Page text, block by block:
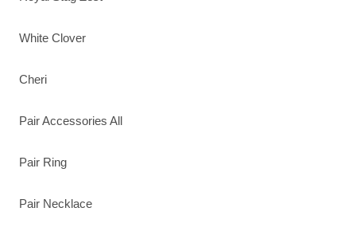
White Clover
Cheri
Pair Accessories All
Pair Ring
Pair Necklace